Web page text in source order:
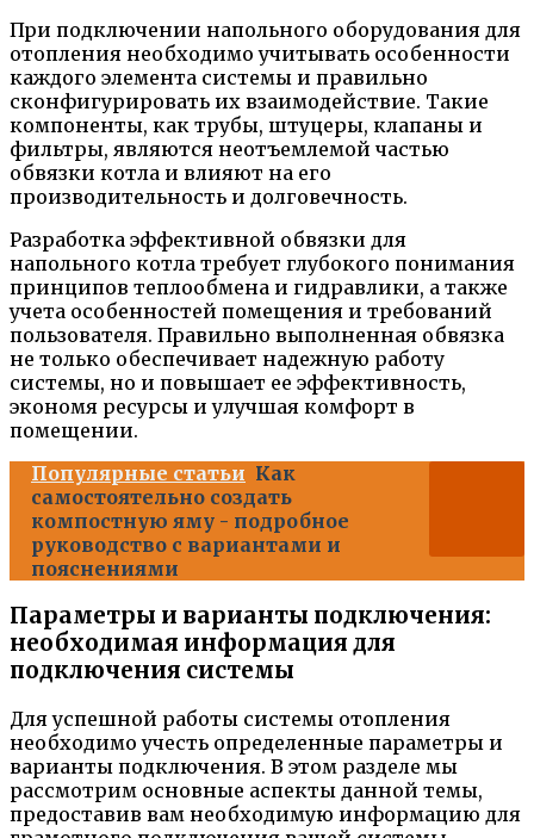
При подключении напольного оборудования для
отопления необходимо учитывать особенности
каждого элемента системы и правильно
сконфигурировать их взаимодействие. Такие
компоненты, как трубы, штуцеры, клапаны и
фильтры, являются неотъемлемой частью
обвязки котла и влияют на его
производительность и долговечность.
Разработка эффективной обвязки для
напольного котла требует глубокого понимания
принципов теплообмена и гидравлики, а также
учета особенностей помещения и требований
пользователя. Правильно выполненная обвязка
не только обеспечивает надежную работу
системы, но и повышает ее эффективность,
экономя ресурсы и улучшая комфорт в
помещении.
Популярные статьи Как
самостоятельно создать
компостную яму - подробное
руководство с вариантами и
пояснениями
Параметры и варианты подключения:
необходимая информация для
подключения системы
Для успешной работы системы отопления
необходимо учесть определенные параметры и
варианты подключения. В этом разделе мы
рассмотрим основные аспекты данной темы,
предоставив вам необходимую информацию для